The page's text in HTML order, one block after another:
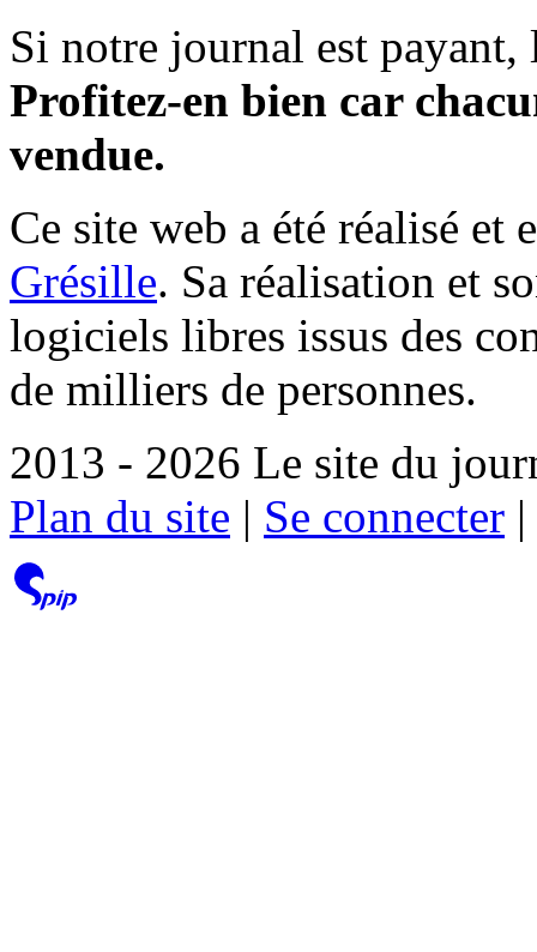
Si notre journal est payant,
Profitez-en bien car
vendue.
Ce site web a été réalisé et
Grésille. Sa réalisation et
logiciels libres issus des
de milliers de personnes.
2013 - 2026 Le site du
Plan du site | Se connecter |